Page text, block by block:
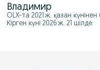
Владимир
OLX-та 2021 ж. қазан
Кірген күні 2026 ж. 21 шілде